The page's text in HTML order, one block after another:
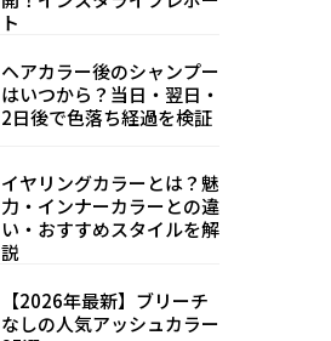
ト
ヘアカラー後のシャンプー
はいつから？当日・翌日・
2日後で色落ち経過を検証
イヤリングカラーとは？魅
力・インナーカラーとの違
い・おすすめスタイルを解
説
【2026年最新】ブリーチ
なしの人気アッシュカラー